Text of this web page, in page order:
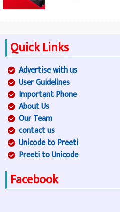
Quick Links
Advertise with us
User Guidelines
Important Phone
About Us
Our Team
contact us
Unicode to Preeti
Preeti to Unicode
Facebook